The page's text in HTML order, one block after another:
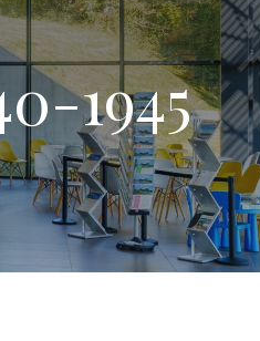
1945